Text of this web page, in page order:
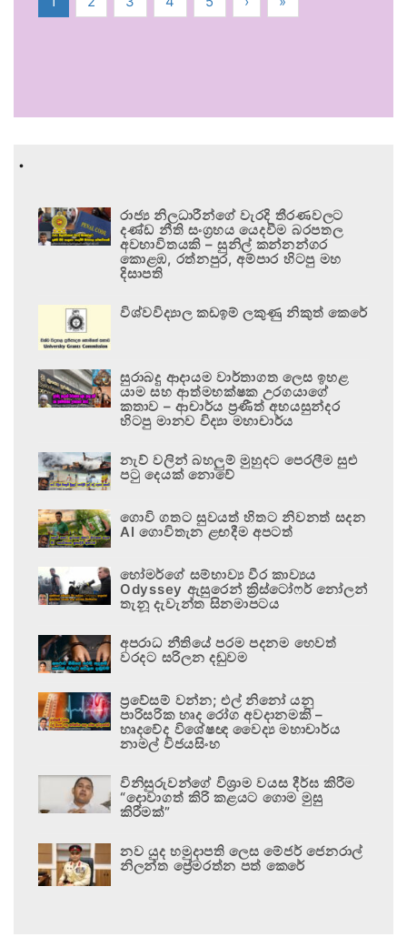
.
රාජ්‍ය නිලධාරීන්ගේ වැරදි තීරණවලට
දණ්ඩ නීති සංග්‍රහය යෙදවීම බරපතල
අවභාවිතයකි – සුනිල් කන්නන්ගර
කොළඹ, රත්නපුර, අම්පාර හිටපු මහ
දිසාපති
විශ්වවිද්‍යාල කඩඉම් ලකුණු නිකුත් කෙරේ
සුරාබදු ආදායම වාර්තාගත ලෙස ඉහළ
යාම සහ ආත්මභක්ෂක උරගයාගේ
කතාව – ආචාර්ය ප්‍රණීත් අභයසුන්දර
හිටපු මානව විද්‍යා මහාචාර්ය
නැව් වලින් බහලුම් මුහුදට පෙරලීම සුළු
පටු දෙයක් නොවේ
ගොවි ගතට සුවයත් හිතට නිවනත් සදන
AI ගොවිතැන ළඟදීම අපටත්
හෝමර්ගේ සම්භාව්‍ය වීර කාව්‍යය
Odyssey ඇසුරෙන් ක්‍රිස්ටෝෆර් නෝලන්
තැනූ දැවැන්ත සිනමාපටය
අපරාධ නීතියේ පරම පදනම හෙවත්
වරදට සරිලන දඬුවම
ප්‍රවේසම් වන්න; එල් නිනෝ යනු
පාරිසරික හෘද රෝග අවදානමකි –
හෘදවේද විශේෂඥ වෛද්‍ය මහාචාර්ය
නාමල් විජයසිංහ
විනිසුරුවන්ගේ විශ්‍රාම වයස දීර්ඝ කිරීම
“දොවාගත් කිරි කළයට ගොම මුසු
කිරීමක්”
නව යුද හමුදාපති ලෙස මේජර් ජෙනරාල්
නිලන්ත ප්‍රේමරත්න පත් කෙරේ